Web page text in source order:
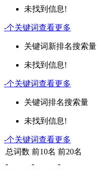
未找到信息!
-个关键词查看更多
关键词新排名搜索量
未找到信息!
-个关键词查看更多
关键词排名搜索量
未找到信息!
-个关键词查看更多
总词数 前10名 前20名
-
-
-